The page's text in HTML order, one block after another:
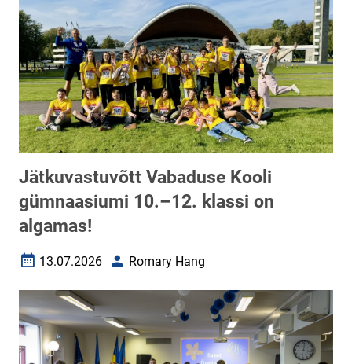
Jätkuvastuvõtt Vabaduse Kooli
gümnaasiumi 10.–12. klassi on
algamas!
Loomise kuupäev
13.07.2026 AutorRomary Hang